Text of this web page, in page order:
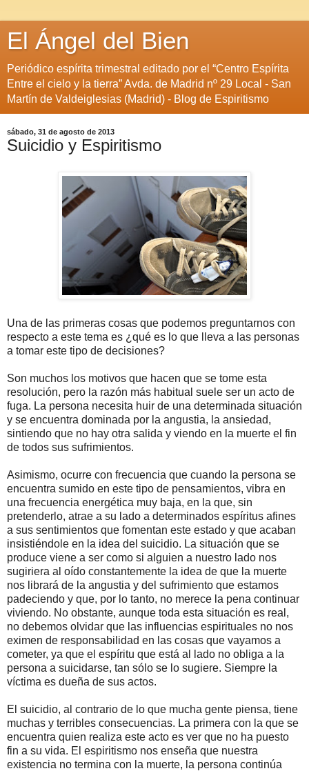
El Ángel del Bien
Periódico espírita trimestral editado por el “Centro Espírita
Entre el cielo y la tierra” Avda. de Madrid nº 29 Local - San
Martín de Valdeiglesias (Madrid) - Blog de Espiritismo
sábado, 31 de agosto de 2013
Suicidio y Espiritismo
Una de las primeras cosas que podemos preguntarnos con
respecto a este tema es ¿qué es lo que lleva a las personas
a tomar este tipo de decisiones?
Son muchos los motivos que hacen que se tome esta
resolución, pero la razón más habitual suele ser un acto de
fuga. La persona necesita huir de una determinada situación
y se encuentra dominada por la angustia, la ansiedad,
sintiendo que no hay otra salida y viendo en la muerte el fin
de todos sus sufrimientos.
Asimismo, ocurre con frecuencia que cuando la persona se
encuentra sumido en este tipo de pensamientos, vibra en
una frecuencia energética muy baja, en la que, sin
pretenderlo, atrae a su lado a determinados espíritus afines
a sus sentimientos que fomentan este estado y que acaban
insistiéndole en la idea del suicidio. La situación que se
produce viene a ser como si alguien a nuestro lado nos
sugiriera al oído constantemente la idea de que la muerte
nos librará de la angustia y del sufrimiento que estamos
padeciendo y que, por lo tanto, no merece la pena continuar
viviendo. No obstante, aunque toda esta situación es real,
no debemos olvidar que las influencias espirituales no nos
eximen de responsabilidad en las cosas que vayamos a
cometer, ya que el espíritu que está al lado no obliga a la
persona a suicidarse, tan sólo se lo sugiere. Siempre la
víctima es dueña de sus actos.
El suicidio, al contrario de lo que mucha gente piensa, tiene
muchas y terribles consecuencias. La primera con la que se
encuentra quien realiza este acto es ver que no ha puesto
fin a su vida. El espiritismo nos enseña que nuestra
existencia no termina con la muerte, la persona continúa